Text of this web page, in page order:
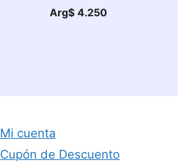
Arg$ 4.250
Mi cuenta
Cupón de Descuento